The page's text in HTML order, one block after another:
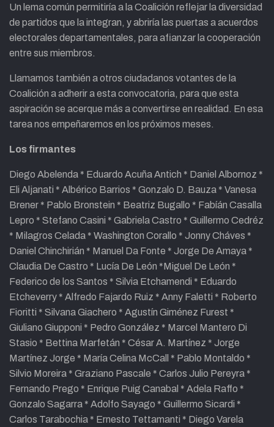
Un lema común permitiría a la Coalición reflejar la diversidad
de partidos que la integran, y abriría las puertas a acuerdos
electorales departamentales, para afianzar la cooperación
entre sus miembros.
Llamamos también a otros ciudadanos votantes de la
Coalición a adherir a esta convocatoria, para que esta
aspiración se acerque más a convertirse en realidad. En esa
tarea nos empeñaremos en los próximos meses.
Los firmantes
Diego Abelenda * Eduardo Acuña Antich * Daniel Albornoz *
Eli Aljanati * Albérico Barrios * Gonzalo D. Bauza * Vanesa
Brener * Pablo Bronstein * Beatriz Bugallo * Fabíán Casalla
Lepro * Stefano Casini * Gabriela Castro * Guillermo Cedréz
* Milagros Celada * Washington Corallo * Jonny Cháves *
Daniel Chinchirián * Manuel Da Fonte * Jorge De Amaya *
Claudia De Castro * Lucía De León *Miguel De León *
Federico de los Santos * Silvia Etchamendi * Eduardo
Etcheverry * Alfredo Fajardo Ruiz * Anny Faletti * Roberto
Fioritti * Silvana Giachero * Agustín Giménez Furest *
Giuliano Giupponi * Pedro González * Marcel Mantero Di
Stasio * Bettina Marfetán * César A. Martínez * Jorge
Martínez Jorge * María Celina McCall * Pablo Montaldo *
Silvio Moreira * Graziano Pascale * Carlos Julio Pereyra *
Fernando Prego * Enrique Puig Canabal * Adela Raffo *
Gonzalo Sagarra * Adolfo Sayago * Guillermo Sicardi *
Carlos Tarabochia * Ernesto Tettamanti * Diego Varela